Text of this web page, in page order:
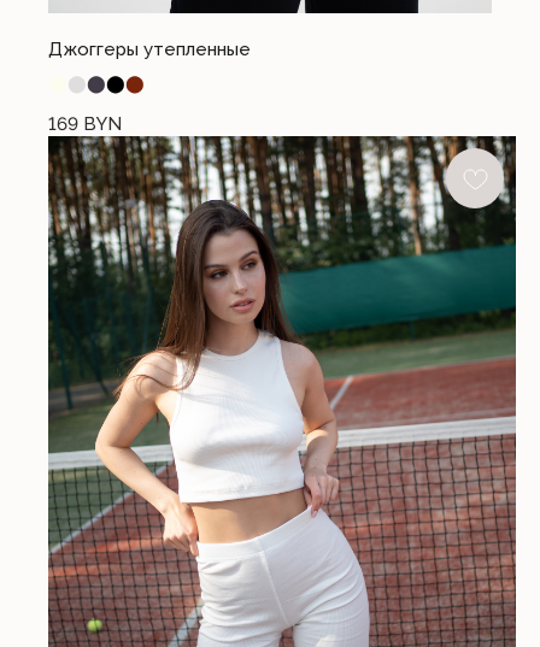
Джоггеры утепленные
⬤⬤⬤⬤
169 BYN
+375 (44) 740-44-10
Разработка сайта I.T.
Общество с ограниченной ответственностью «Имидж Про». 220088, РБ, г.
Минск, ул. Соломенная, 23, комн. 6
Свидетельство о государственной регистрации №191202580 от 27.02.2023.
Выдано Минским городским исполнительным комитетом. УНП 191202580
Почтовый адрес: 220053, г. Минск, Старовиленский тракт 87, офис 205
Книга замечаний и предложений находится по адресу: г. Минск, ул.
Тимирязева 74А (ТРЦ PALAZZO), 2 этаж
Режим работы интернет-магазина: 24/7 круглосуточно
Отдел по работе с клиентами: с 12:00 до 20:00 ежедневно
Регистрация в Торговом реестре №579336 от 22.04.2024 г.
Номера городских телефонов уполномоченных по защите прав потребителей:
+37517-294-63-73, +37517-293-74-56 – администрация Партизанского района г.
Минска;
+37517-218-00-82 – главное управление торговли и услуг Мингорисполкома.
© 2023. Все права защищены